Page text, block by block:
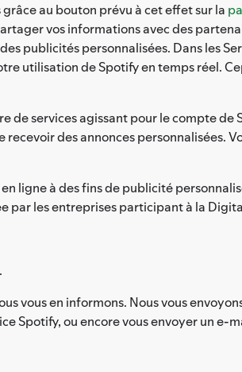
au bouton prévu à cet effet sur la
vos informations avec des
publicités personnalisées. Dans les
utilisation de Spotify en temps réel.
de services agissant pour le compte
des annonces personnalisées.
ligne à des fins de publicité
par les entreprises participant à la
vous en informons. Nous vous
Spotify, ou encore vous envoyer un